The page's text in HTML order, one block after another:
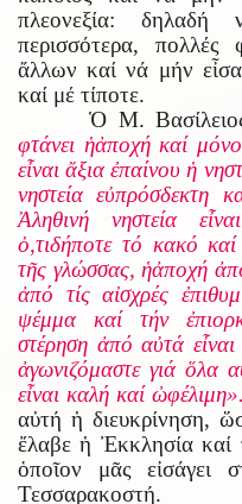
πλεονεξία:
περισσότερα,
ἄλλων καί νά μήν
καί μέ τίποτε.
Ὁ Μ. Βασίλειος
φτάνει ἡἀποχή καί μόνο
εἶναιἄξιαἐπαίνου ἡ
νηστεία εὐπρόσδεκτη
Ἀληθινή νηστεία εἶ
ὁ,τιδήποτε τό κακό
τῆς γλώσσας, ἡἀποχή ἀ
ἀπό τίς αἰσχρέςἐ
ψέμμα καί τήν ἐ
στέρηση ἀπό αὐτά εἶ
ἀγωνιζόμαστε γιά ὅλα α
εἶναι καλή καί ὠ
αὐτή ἡ διευκρίνηση,
ἔλαβε ἡ Ἐκκλησία καί
ὁποῖον μᾶς εἰσάγει
Τεσσαρακοστή.